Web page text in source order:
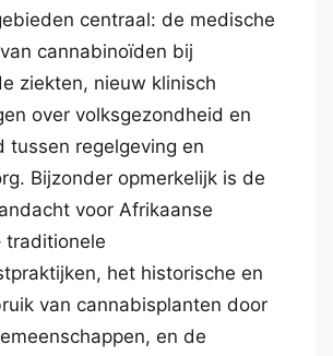
centraal: de medische
cannabinoïden bij
ziekten, nieuw klinisch
over volksgezondheid en
tussen regelgeving en
Bijzonder opmerkelijk is de
voor Afrikaanse
traditionele
het historische en
van cannabisplanten door
en de